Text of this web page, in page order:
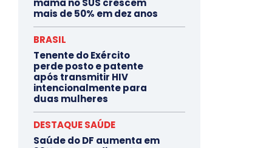
mama no SUS crescem
mais de 50% em dez anos
BRASIL
Tenente do Exército
perde posto e patente
após transmitir HIV
intencionalmente para
duas mulheres
DESTAQUE SAÚDE
Saúde do DF aumenta em